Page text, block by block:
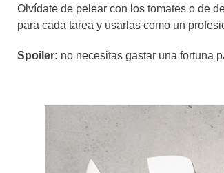
Olvídate de pelear con los tomates o de
para cada tarea y usarlas como un
Spoiler: no necesitas gastar una fortuna